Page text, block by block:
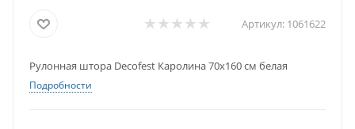
Артикул: 1061622
Рулонная штора Decofest Каролина 70х160 см белая
Подробности